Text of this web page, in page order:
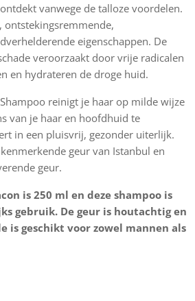
vanwege de talloze voordelen.
ontstekingsremmende,
eigenschappen. De
veroorzaakt door vrije radicalen
en hydrateren de droge huid.
reinigt je haar op milde wijze
van je haar en hoofdhuid te
in een pluisvrij, gezonder uiterlijk.
geur van Istanbul en
geur.
is 250 ml en deze shampoo is
gebruik. De geur is houtachtig en
is geschikt voor zowel mannen als